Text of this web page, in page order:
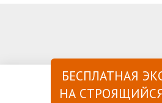
БЕСПЛАТНАЯ
НА